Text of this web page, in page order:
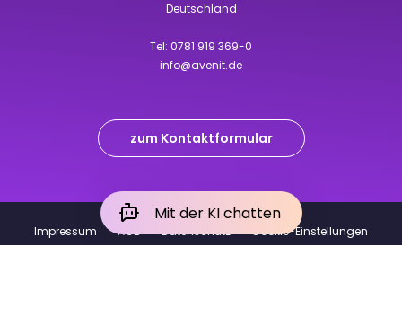
zum Kontaktformular
Deutschland
Tel: 0781 919 369-0
info@avenit.de
Impressum AGB Datenschutz
Cookie-Einstellungen
Mit der KI chatten